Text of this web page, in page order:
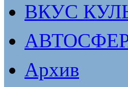
ВКУС
Архив